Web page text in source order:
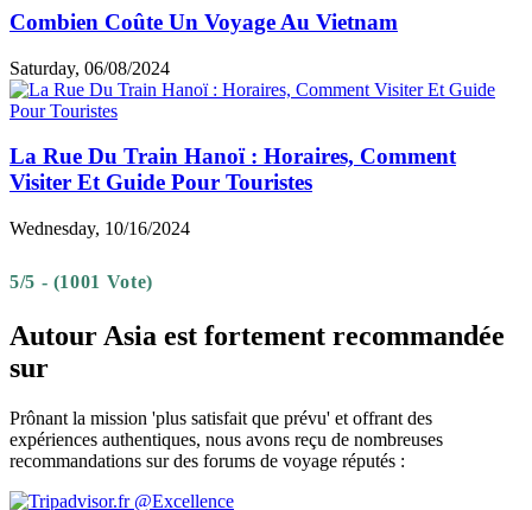
Combien Coûte Un Voyage Au Vietnam
Saturday, 06/08/2024
La Rue Du Train Hanoï : Horaires, Comment
Visiter Et Guide Pour Touristes
Wednesday, 10/16/2024
5/5 - (1001 Vote)
Autour Asia est fortement recommandée
sur
Prônant la mission 'plus satisfait que prévu' et offrant des
expériences authentiques, nous avons reçu de nombreuses
recommandations sur des forums de voyage réputés :